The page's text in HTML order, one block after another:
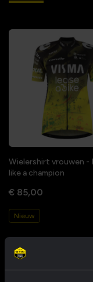
Wielershirt vrouwen -
like a champion
€ 85,00
Nieuw